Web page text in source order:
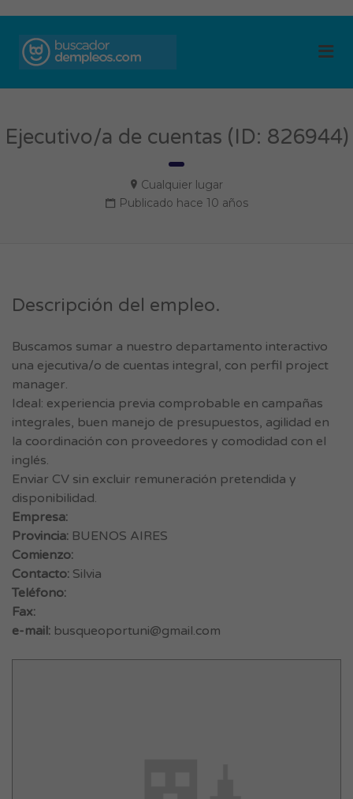
Ejecutivo/a de cuentas (ID: 826944)
Cualquier lugar
Publicado hace 10 años
Descripción del empleo.
Buscamos sumar a nuestro departamento interactivo
una ejecutiva/o de cuentas integral, con perfil project
manager.
Ideal: experiencia previa comprobable en campañas
integrales, buen manejo de presupuestos, agilidad en
la coordinación con proveedores y comodidad con el
inglés.
Enviar CV sin excluir remuneración pretendida y
disponibilidad.
Empresa:
Provincia: BUENOS AIRES
Comienzo:
Contacto: Silvia
Teléfono:
Fax:
e-mail: busqueoportuni@gmail.com